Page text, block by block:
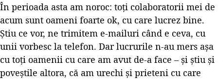
În perioada asta am noroc: toți colaboratorii mei de
acum sunt oameni foarte ok, cu care lucrez bine.
Știu ce vor, ne trimitem e-mailuri când e ceva, cu
unii vorbesc la telefon. Dar lucrurile n-au mers așa
cu toți oamenii cu care am avut de-a face – și știu și
poveștile altora, că am urechi și prieteni cu care